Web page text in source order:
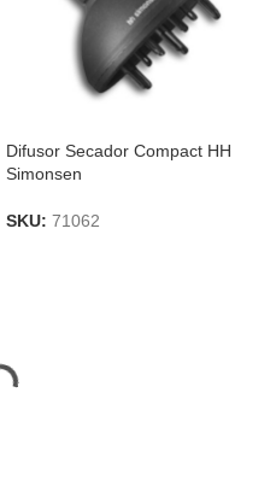
Difusor Secador Compact HH
Simonsen
SKU: 71062